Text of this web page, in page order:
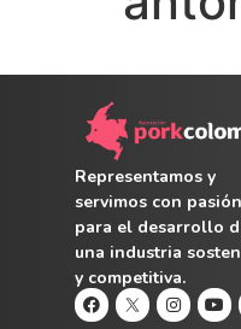
Representamos y
servimos con pasión
para el desarrollo
una industria
y competitiva.